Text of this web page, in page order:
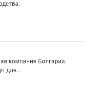
компания Болгарии.
для...